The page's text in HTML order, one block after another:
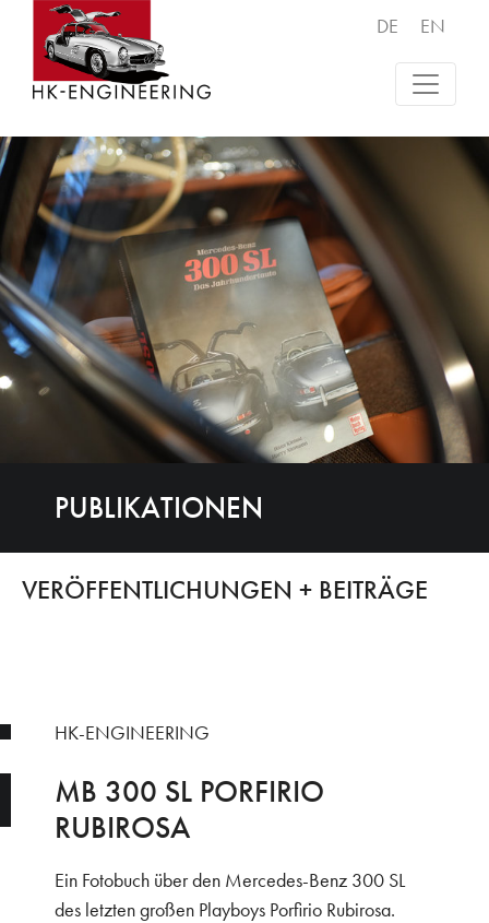
DE EN
PUBLIKATIONEN
VERÖFFENTLICHUNGEN + BEITRÄGE
HK-ENGINEERING
MB 300 SL PORFIRIO
RUBIROSA
Ein Fotobuch über den Mercedes-Benz 300 SL
des letzten großen Playboys Porfirio Rubirosa.